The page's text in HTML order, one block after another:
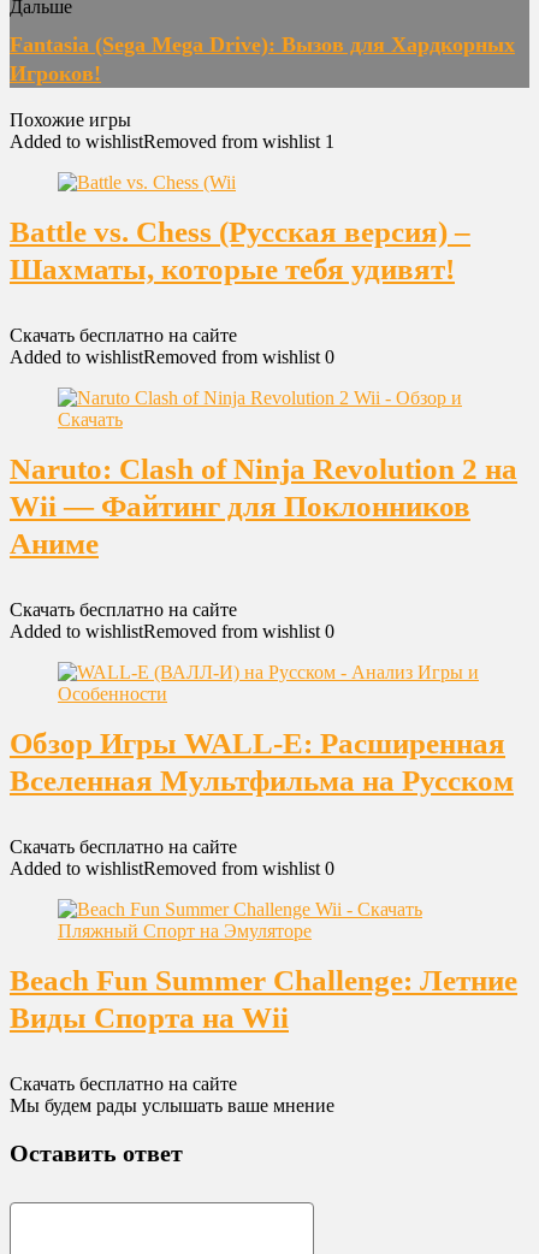
Дальше
Fantasia (Sega Mega Drive): Вызов для Хардкорных
Игроков!
Похожие игры
Added to wishlistRemoved from wishlist 1
Battle vs. Chess (Русская версия) –
Шахматы, которые тебя удивят!
Скачать бесплатно на сайте
Added to wishlistRemoved from wishlist 0
Naruto: Clash of Ninja Revolution 2 на
Wii — Файтинг для Поклонников
Аниме
Скачать бесплатно на сайте
Added to wishlistRemoved from wishlist 0
Обзор Игры WALL-E: Расширенная
Вселенная Мультфильма на Русском
Скачать бесплатно на сайте
Added to wishlistRemoved from wishlist 0
Beach Fun Summer Challenge: Летние
Виды Спорта на Wii
Скачать бесплатно на сайте
Мы будем рады услышать ваше мнение
Оставить ответ